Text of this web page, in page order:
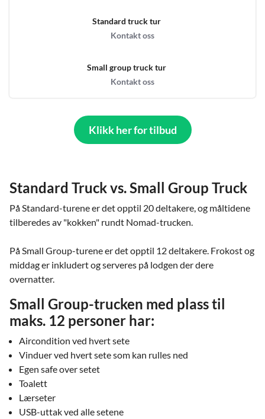
Standard truck tur
Kontakt oss
Small group truck tur
Kontakt oss
Klikk her for tilbud
Standard Truck vs. Small Group Truck
På Standard-turene er det opptil 20 deltakere, og måltidene
tilberedes av "kokken" rundt Nomad-trucken.
På Small Group-turene er det opptil 12 deltakere. Frokost og
middag er inkludert og serveres på lodgen der dere
overnatter.
Small Group-trucken med plass til
maks. 12 personer har:
Aircondition ved hvert sete
Vinduer ved hvert sete som kan rulles ned
Egen safe over setet
Toalett
Lærseter
USB-uttak ved alle setene